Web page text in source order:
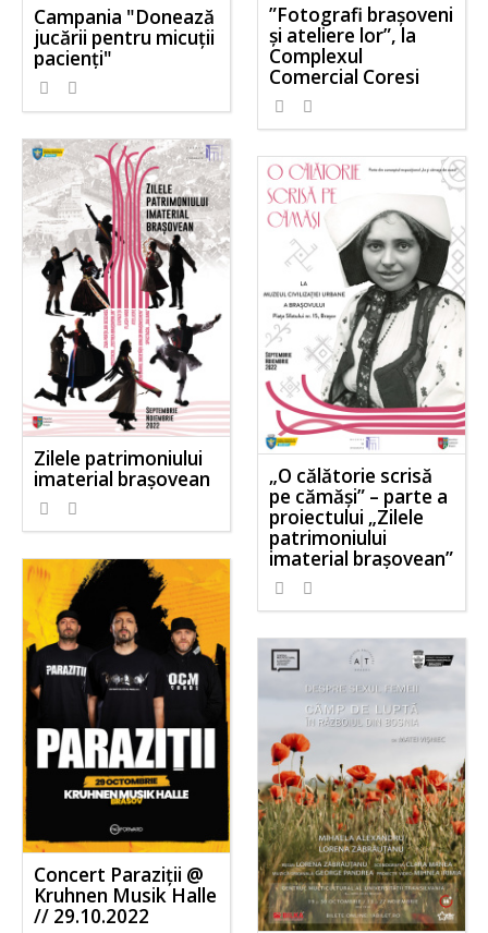
Campania "Donează
jucării pentru micuții
pacienți"
”Fotografi brașoveni
și ateliere lor”, la
Complexul
Comercial Coresi
Zilele patrimoniului
imaterial brașovean
„O călătorie scrisă
pe cămăși” – parte a
proiectului „Zilele
patrimoniului
imaterial brașovean”
Concert Paraziții @
Kruhnen Musik Halle
// 29.10.2022